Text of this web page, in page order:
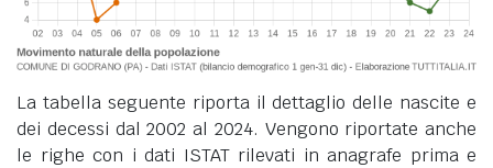
La tabella seguente riporta il dettaglio delle nascite e
dei decessi dal 2002 al 2024. Vengono riportate anche
le righe con i dati ISTAT rilevati in anagrafe prima e